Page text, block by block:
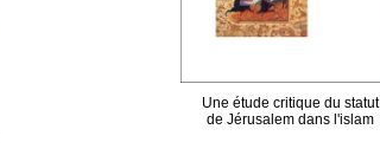
Une étude critique du statut
de Jérusalem dans l'islam